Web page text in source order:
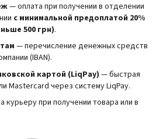
— оплата при получении в отделении
с минимальной предоплатой 20%
500 грн).
— перечисление денежных средств
(IBAN).
картой (LiqPay) — быстрая
Mastercard через систему LiqPay.
курьеру при получении товара или в